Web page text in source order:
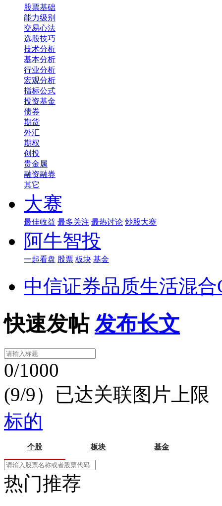
股票基础
能力级别
交易心法
选股技巧
技术分析
基本分析
行业分析
宏观分析
指标公式
投资基金
债券
期货
外汇
期权
创投
贵金属
融资融券
其它
大赛
最佳收益 最多关注 最热讨论 炒股大赛
阿牛智投
一起看盘 股票 板块 基金
中信证券品质生活混合
快速发帖 发布长文
0/1000
(9/9）已达关联图片上限
标的
个股 板块 基金
热门推荐